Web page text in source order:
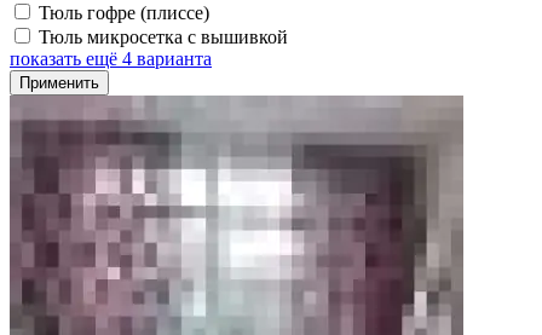
Тюль гофре (плиссе)
Тюль микросетка с вышивкой
показать ещё 4 варианта
Применить